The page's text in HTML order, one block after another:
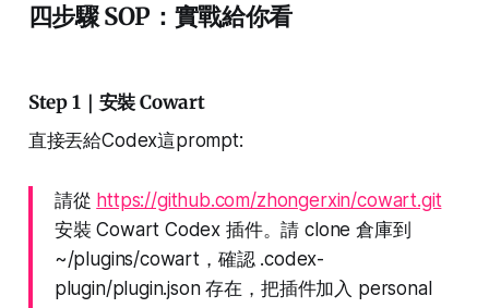
四步驟 SOP：實戰給你看
Step 1｜安裝 Cowart
直接丟給Codex這prompt:
請從 https://github.com/zhongerxin/cowart.git
安裝 Cowart Codex 插件。請 clone 倉庫到
~/plugins/cowart，確認 .codex-
plugin/plugin.json 存在，把插件加入 personal